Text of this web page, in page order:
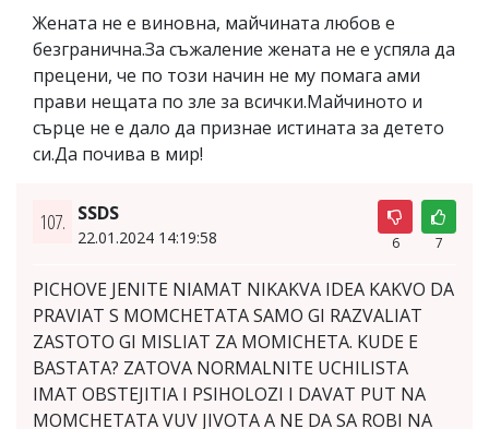
Жената не е виновна, майчината любов е
безгранична.За съжаление жената не е успяла да
прецени, че по този начин не му помага ами
прави нещата по зле за всички.Майчиното и
сърце не е дало да признае истината за детето
си.Да почива в мир!
107. SSDS
22.01.2024 14:19:58 6 7
PICHOVE JENITE NIAMAT NIKAKVA IDEA KAKVO DA
PRAVIAT S MOMCHETATA SAMO GI RAZVALIAT
ZASTOTO GI MISLIAT ZA MOMICHETA. KUDE E
BASTATA? ZATOVA NORMALNITE UCHILISTA
IMAT OBSTEJITIA I PSIHOLOZI I DAVAT PUT NA
MOMCHETATA VUV JIVOTA A NE DA SA ROBI NA